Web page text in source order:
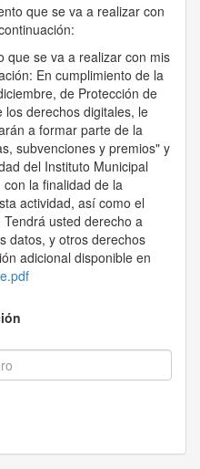
que se va a realizar con
que se va a realizar con mis
En cumplimiento de la
de Protección de
derechos digitales, le
a formar parte de la
subvenciones y premios" y
del Instituto Municipal
la finalidad de la
actividad, así como el
usted derecho a
datos, y otros derechos
adicional disponible en